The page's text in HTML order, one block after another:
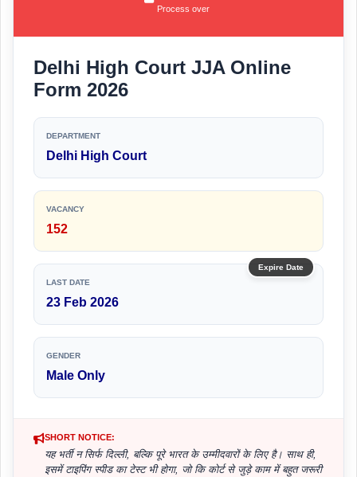
Process over
Delhi High Court JJA Online
Form 2026
DEPARTMENT
Delhi High Court
VACANCY
152
Expire Date
LAST DATE
23 Feb 2026
GENDER
Male Only
SHORT NOTICE:
यह भर्ती न सिर्फ दिल्ली, बल्कि पूरे भारत के उम्मीदवारों के लिए है। साथ ही,
इसमें टाइपिंग स्पीड का टेस्ट भी होगा, जो कि कोर्ट से जुड़े काम में बहुत जरूरी